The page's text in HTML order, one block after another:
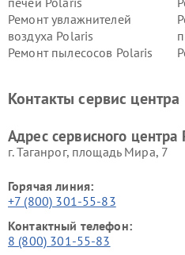
Ремонт увлажнителей
воздуха Polaris
Ремонт пылесосов Polaris
Контакты сервис центра
Адрес сервисного центра
г. Таганрог, площадь Мира, 7
Горячая линия:
+7 (800) 301-55-83
Контактный телефон:
8 (800) 301-55-83